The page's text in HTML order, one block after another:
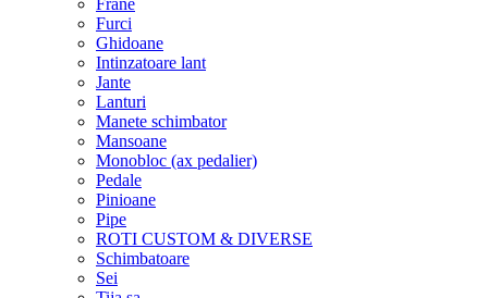
Frane
Furci
Ghidoane
Intinzatoare lant
Jante
Lanturi
Manete schimbator
Mansoane
Monobloc (ax pedalier)
Pedale
Pinioane
Pipe
ROTI CUSTOM & DIVERSE
Schimbatoare
Sei